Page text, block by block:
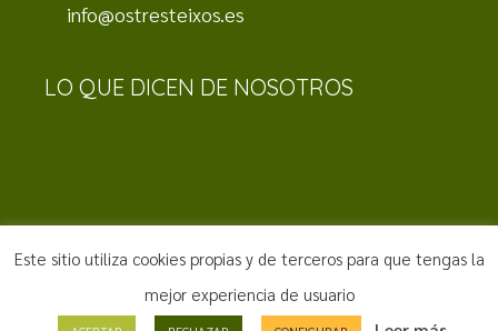
info@ostresteixos.es
LO QUE DICEN DE NOSOTROS
Política de Privacidad · Política de Cookies
Diseño web byHostisoft
Este sitio utiliza cookies propias y de terceros para que tengas la
mejor experiencia de usuario